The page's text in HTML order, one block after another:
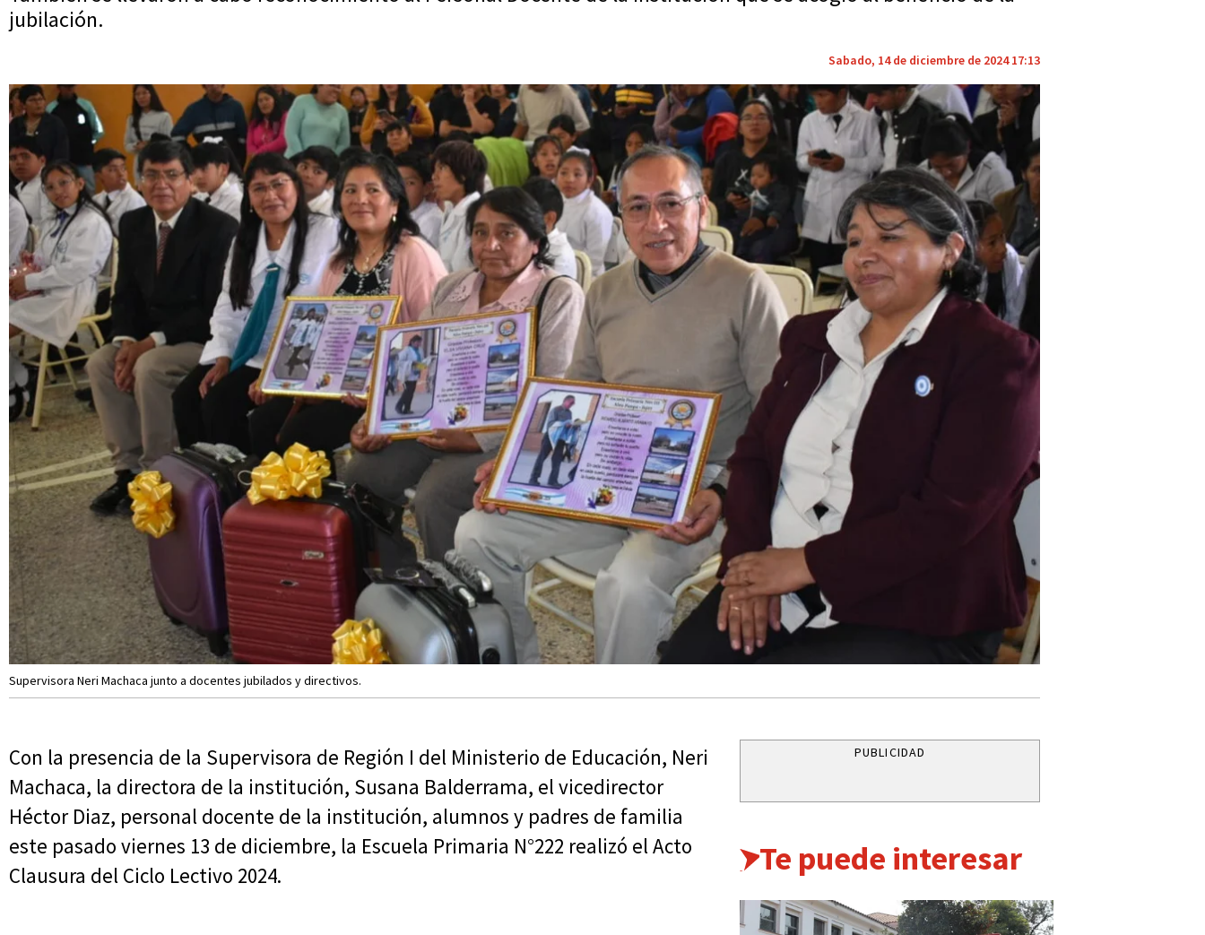
jubilación.
Sabado, 14 de diciembre de 2024 17:13
Supervisora Neri Machaca junto a docentes jubilados y directivos.
Con la presencia de la Supervisora de Región I del Ministerio de Educación, Neri
Machaca, la directora de la institución, Susana Balderrama, el vicedirector
Héctor Diaz, personal docente de la institución, alumnos y padres de familia
este pasado viernes 13 de diciembre, la Escuela Primaria N°222 realizó el Acto
Clausura del Ciclo Lectivo 2024.
PUBLICIDAD
Te puede interesar